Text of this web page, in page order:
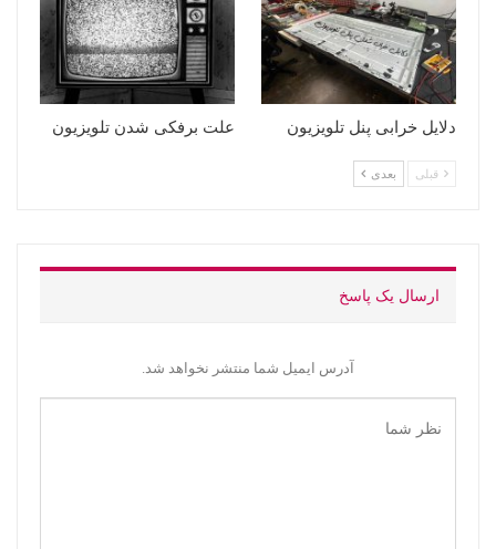
دلایل خرابی پنل تلویزیون علت برفکی شدن تلویزیون
قبلی بعدی
ارسال یک پاسخ
آدرس ایمیل شما منتشر نخواهد شد.